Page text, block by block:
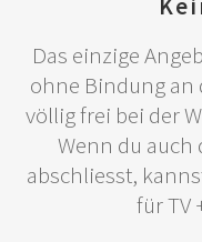
Das einzige
ohne Bindung an
völlig frei bei der
Wenn du auch
abschliesst,
für TV